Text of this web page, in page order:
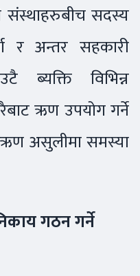
संस्थाहरुबीच सदस्य
र अन्तर सहकारी
ब्यक्ति विभिन्न
ऋण उपयोग गर्ने
असुलीमा समस्या
गठन गर्ने